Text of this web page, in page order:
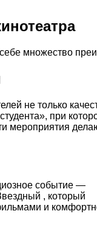
множество
не только
при
мероприятия
событие —
, который
и